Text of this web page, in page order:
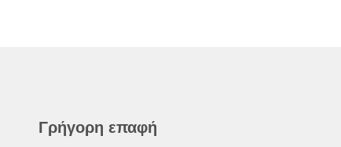
Γρήγορη επαφή